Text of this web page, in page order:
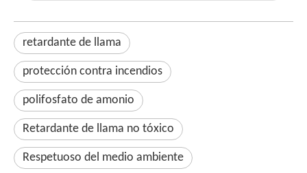
retardante de llama
protección contra incendios
polifosfato de amonio
Retardante de llama no tóxico
Respetuoso del medio ambiente